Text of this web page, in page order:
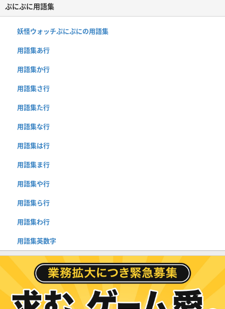
ぷにぷに用語集
妖怪ウォッチぷにぷにの用語集
用語集あ行
用語集か行
用語集さ行
用語集た行
用語集な行
用語集は行
用語集ま行
用語集や行
用語集ら行
用語集わ行
用語集英数字